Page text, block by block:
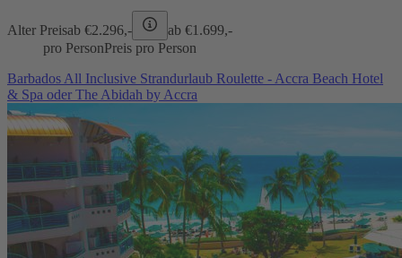
Alter Preisab €2.296,- ab €1.699,-
pro PersonPreis pro Person
Barbados All Inclusive Strandurlaub Roulette - Accra Beach Hotel
& Spa oder The Abidah by Accra